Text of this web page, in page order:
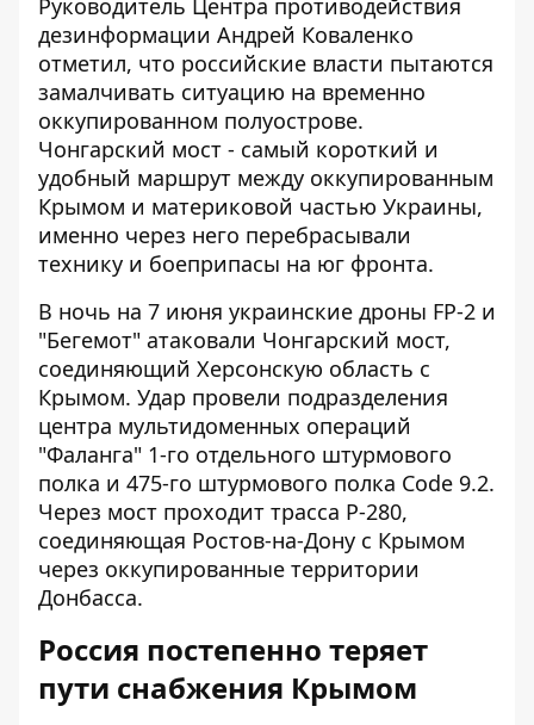
Руководитель Центра противодействия
дезинформации Андрей Коваленко
отметил, что российские власти пытаются
замалчивать ситуацию на временно
оккупированном полуострове.
Чонгарский мост - самый короткий и
удобный маршрут между оккупированным
Крымом и материковой частью Украины,
именно через него перебрасывали
технику и боеприпасы на юг фронта.
В ночь на 7 июня украинские дроны FP-2 и
"Бегемот" атаковали Чонгарский мост,
соединяющий Херсонскую область с
Крымом. Удар провели подразделения
центра мультидоменных операций
"Фаланга" 1-го отдельного штурмового
полка и 475-го штурмового полка Code 9.2.
Через мост проходит трасса Р-280,
соединяющая Ростов-на-Дону с Крымом
через оккупированные территории
Донбасса.
Россия постепенно теряет
пути снабжения Крымом